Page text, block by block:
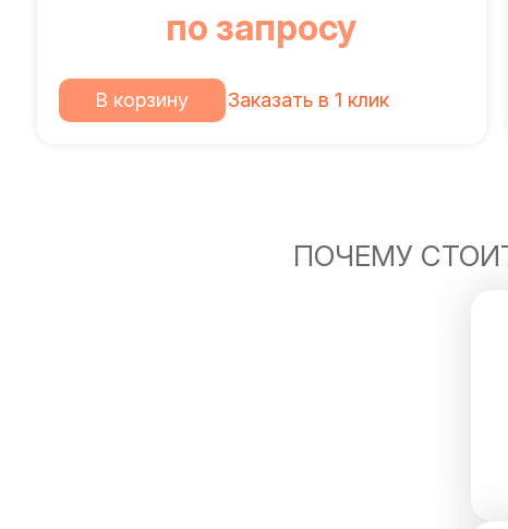
по запросу
В корзину Заказать в 1 клик
ПОЧЕМУ